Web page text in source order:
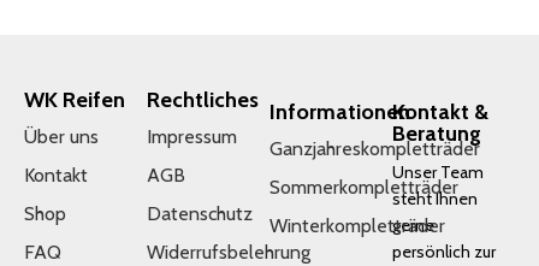
WK Reifen
Über uns
Kontakt
Shop
FAQ
Rechtliches
Impressum
AGB
Datenschutz
Widerrufsbelehrung
Informationen
Ganzjahreskompletträder
Sommerkompletträder
Winterkompletträder
Kontakt &
Beratung
Unser Team
steht Ihnen
gerne
persönlich zur